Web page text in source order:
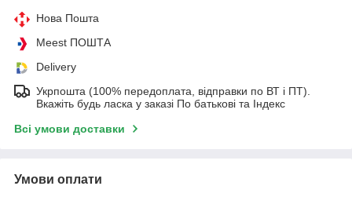
Нова Пошта
Meest ПОШТА
Delivery
Укрпошта (100% передоплата, відправки по ВТ і ПТ).
Вкажіть будь ласка у заказі По батькові та Індекс
Всі умови доставки
Умови оплати